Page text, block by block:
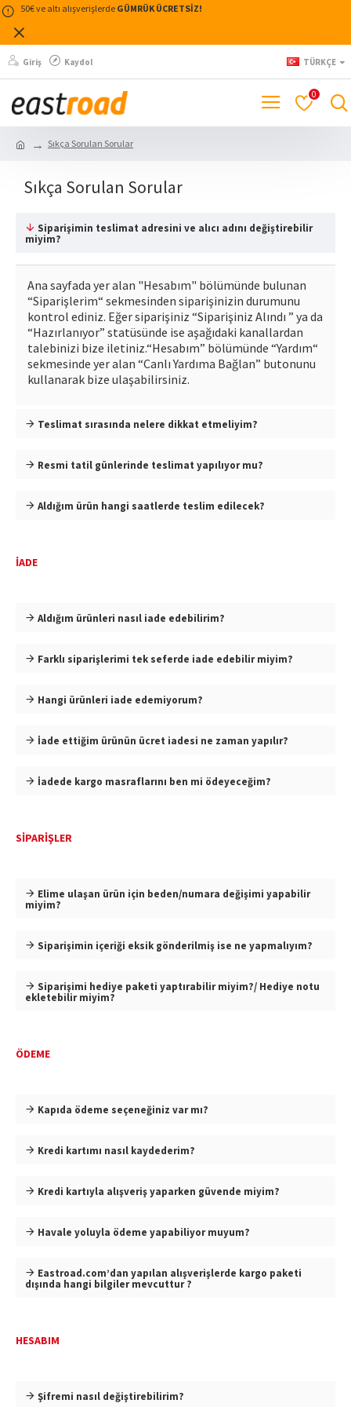
50€ ve altı alışverişlerde GÜMRÜK ÜCRETSİZ!
Giriş Kaydol TÜRKÇE
0
Sıkça Sorulan Sorular
Sıkça Sorulan Sorular
Siparişimin teslimat adresini ve alıcı adını değiştirebilir
miyim?
Ana sayfada yer alan "Hesabım" bölümünde bulunan
“Siparişlerim“ sekmesinden siparişinizin durumunu
kontrol ediniz. Eğer siparişiniz “Siparişiniz Alındı ” ya da
“Hazırlanıyor” statüsünde ise aşağıdaki kanallardan
talebinizi bize iletiniz.“Hesabım” bölümünde “Yardım“
sekmesinde yer alan “Canlı Yardıma Bağlan” butonunu
kullanarak bize ulaşabilirsiniz.
Teslimat sırasında nelere dikkat etmeliyim?
Resmi tatil günlerinde teslimat yapılıyor mu?
Aldığım ürün hangi saatlerde teslim edilecek?
İADE
Aldığım ürünleri nasıl iade edebilirim?
Farklı siparişlerimi tek seferde iade edebilir miyim?
Hangi ürünleri iade edemiyorum?
İade ettiğim ürünün ücret iadesi ne zaman yapılır?
İadede kargo masraflarını ben mi ödeyeceğim?
SİPARİŞLER
Elime ulaşan ürün için beden/numara değişimi yapabilir
miyim?
Siparişimin içeriği eksik gönderilmiş ise ne yapmalıyım?
Siparişimi hediye paketi yaptırabilir miyim?/ Hediye notu
ekletebilir miyim?
ÖDEME
Kapıda ödeme seçeneğiniz var mı?
Kredi kartımı nasıl kaydederim?
Kredi kartıyla alışveriş yaparken güvende miyim?
Havale yoluyla ödeme yapabiliyor muyum?
Eastroad.com’dan yapılan alışverişlerde kargo paketi
dışında hangi bilgiler mevcuttur ?
HESABIM
Şifremi nasıl değiştirebilirim?